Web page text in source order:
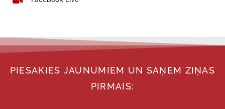
PIESAKIES JAUNUMIEM UN SAŅEM ZIŅAS
PIRMAIS: